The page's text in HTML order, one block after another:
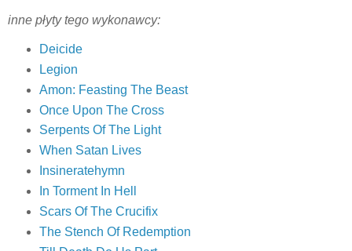
inne płyty tego wykonawcy:
Deicide
Legion
Amon: Feasting The Beast
Once Upon The Cross
Serpents Of The Light
When Satan Lives
Insineratehymn
In Torment In Hell
Scars Of The Crucifix
The Stench Of Redemption